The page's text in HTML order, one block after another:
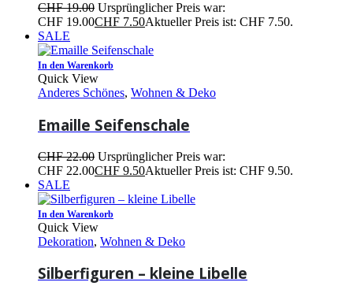
CHF19.00 Ursprünglicher Preis war:
CHF 19.00CHF 7.50Aktueller Preis ist: CHF 7.50.
SALE
In den Warenkorb
Quick View
Anderes Schönes, Wohnen & Deko
Emaille Seifenschale
CHF22.00 Ursprünglicher Preis war:
CHF 22.00CHF 9.50Aktueller Preis ist: CHF 9.50.
SALE
In den Warenkorb
Quick View
Dekoration, Wohnen & Deko
Silberfiguren – kleine Libelle